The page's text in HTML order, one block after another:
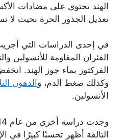
الهند يحتوي على مضادات
تعديل الجذور الحرة بحيث
الفئران المقاومة للأنسولين
الفركتوز بماء جوز الهند.
وكذلك ضغط الدم، و الدهون
الأنسولين.
التالفة أظهر تحسنًا كبيرًا في